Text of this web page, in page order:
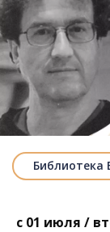
Библиотека
с 01 июля /